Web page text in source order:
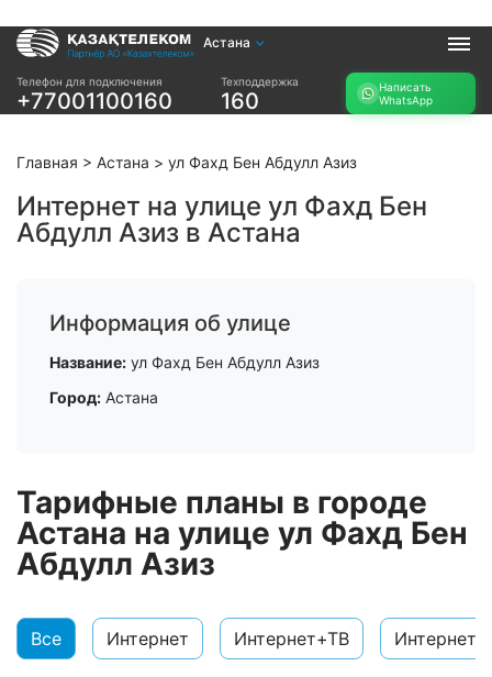
Астана
Телефон для подключения
+77001100160
Техподдержка
160
Написать
WhatsApp
Услуги
Интернет и ТВ в
Интернет и ТВ в
Интернет в офис
Прочее
возможность
названию ЖК
подбор тарифа
Подключиться к
Главная > Астана > ул Фахд Бен Абдулл Азиз
Интернет на улице ул Фахд Бен
Абдулл Азиз в Астана
Информация об улице
Название: ул Фахд Бен Абдулл Азиз
Город: Астана
Тарифные планы в городе
Астана на улице ул Фахд Бен
Абдулл Азиз
Все Интернет Интернет+ТВ